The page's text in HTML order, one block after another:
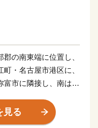
の南東端に位置し、
・名古屋市港区に、
富市に隣接し、南は伊
村ですが、北部は農
っており、昔ながらの
見る